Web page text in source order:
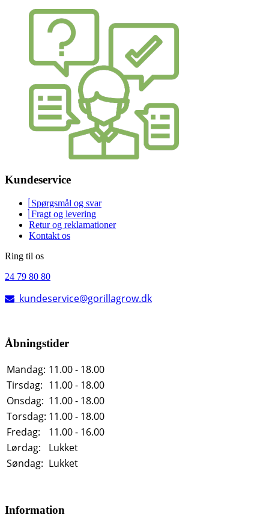
Kundeservice
Spørgsmål og svar
Fragt og levering
Retur og reklamationer
Kontakt os
Ring til os
24 79 80 80
kundeservice@gorillagrow.dk
Åbningstider
Mandag: 11.00 - 18.00
Tirsdag: 11.00 - 18.00
Onsdag: 11.00 - 18.00
Torsdag: 11.00 - 18.00
Fredag:
11.00 - 16.00
Lørdag:
Lukket
Søndag: Lukket
Information